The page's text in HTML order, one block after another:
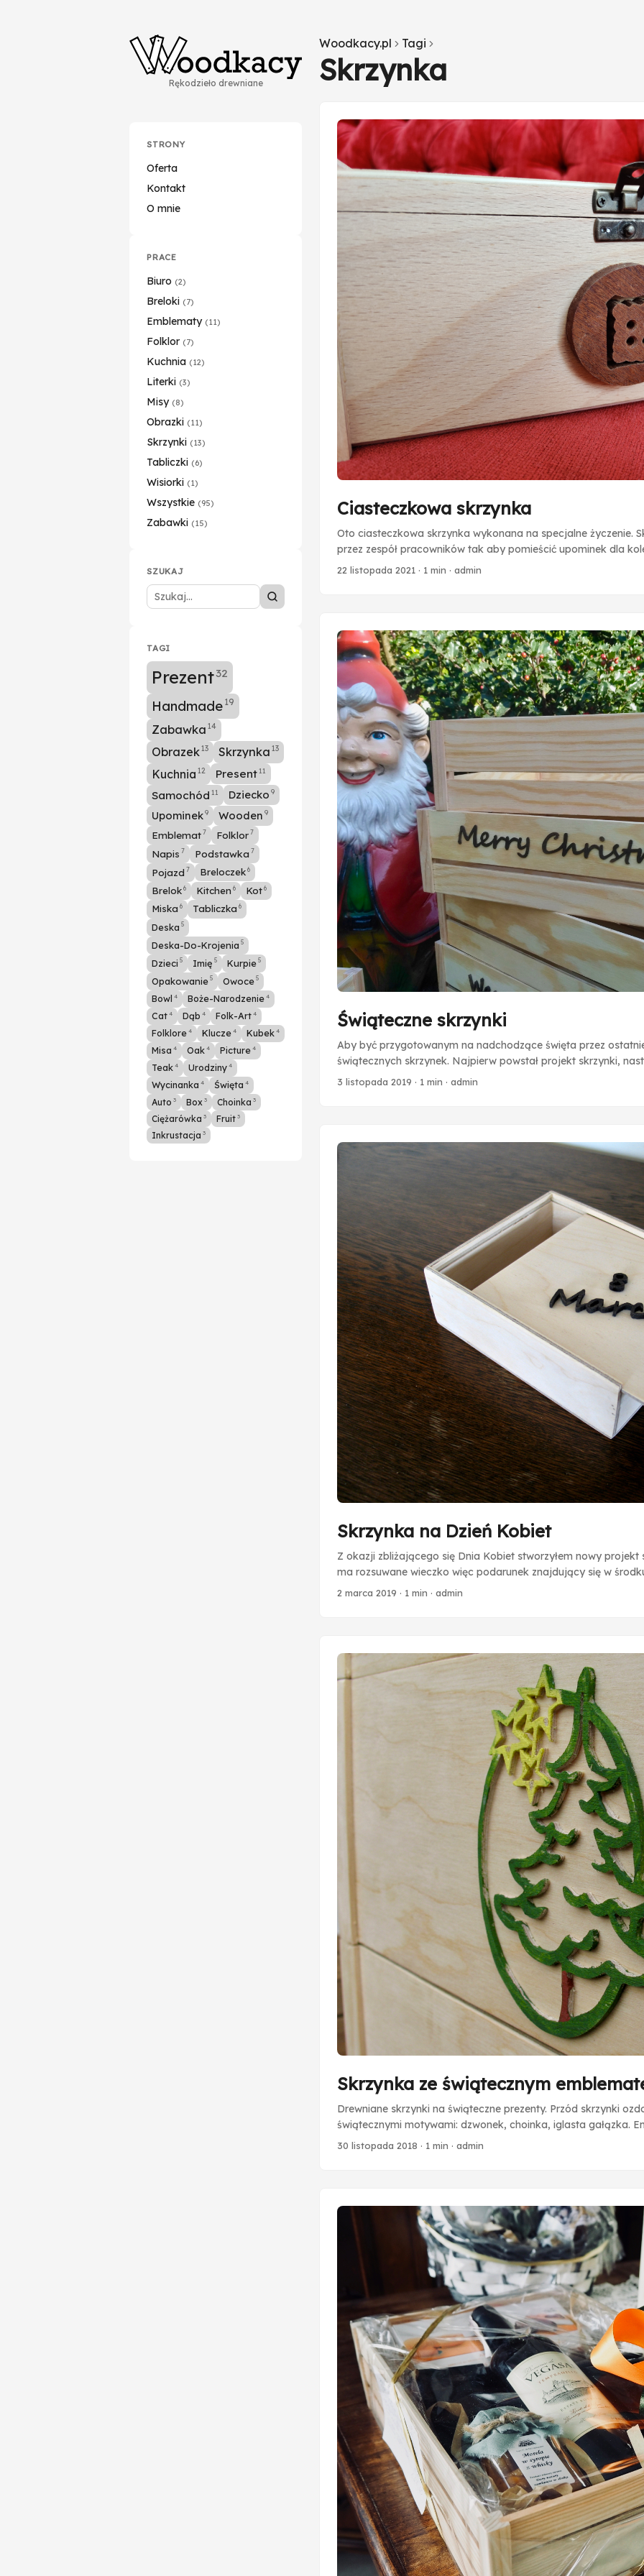
Woodkacy.pl Tagi
Skrzynka
Ciasteczkowa skrzynka
Oto ciasteczkowa skrzynka wykonana na specjalne życzenie.
przez zespół pracowników tak aby pomieścić upominek dla
skrzynce indywidualnego charakteru wykonałem drewniane
22 listopada 2021 · 1 min · admin
Świąteczne skrzynki
Aby być przygotowanym na nadchodzące święta przez
świątecznych skrzynek. Najpierw powstał projekt skrzynki,
składowe: deski i listewki o odpowiednich wymiarach. Gdy już
krasnal ogrodowy. A efekt sesji można podziwiać poniżej: ...
3 listopada 2019 · 1 min · admin
Skrzynka na Dzień Kobiet
Z okazji zbliżającego się Dnia Kobiet stworzyłem nowy
ma rozsuwane wieczko więc podarunek znajdujący się w
momentu otwarcia prezentu. :) Rozsuwane wieczko skrzynki
2 marca 2019 · 1 min · admin
Skrzynka ze świątecznym
Drewniane skrzynki na świąteczne prezenty. Przód skrzynki
świątecznymi motywami: dzwonek, choinka, iglasta gałązka.
pomalowane.
30 listopada 2018 · 1 min · admin
Rękodzieło drewniane
STRONY
Oferta
Kontakt
O mnie
PRACE
Biuro (2)
Breloki (7)
Emblematy (11)
Folklor (7)
Kuchnia (12)
Literki (3)
Misy (8)
Obrazki (11)
Skrzynki (13)
Tabliczki (6)
Wisiorki (1)
Wszystkie (95)
Zabawki (15)
SZUKAJ
TAGI
Prezent32
Handmade 19
Zabawka 14
Obrazek13 Skrzynka 13
Kuchnia 12 Present11
Samochód 11 Dziecko 9
Upominek9 Wooden 9
Emblemat7 Folklor7
Napis 7 Podstawka 7
Pojazd 7 Breloczek6
Brelok6 Kitchen 6 Kot6
Miska 6 Tabliczka 6
Deska 5
Deska-Do-Krojenia 5
Dzieci 5 Imię 5 Kurpie 5
Opakowanie 5 Owoce 5
Bowl 4 Boże-Narodzenie 4
Cat 4 Dąb 4 Folk-Art 4
Folklore 4 Klucze 4 Kubek 4
Misa 4 Oak 4 Picture 4
Teak 4 Urodziny 4
Wycinanka 4 Święta 4
Auto 3 Box 3 Choinka 3
Ciężarówka 3 Fruit 3
Inkrustacja 3